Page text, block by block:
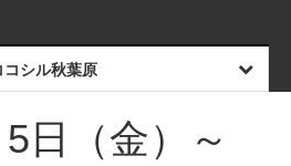
コシル秋葉原
日（金）～